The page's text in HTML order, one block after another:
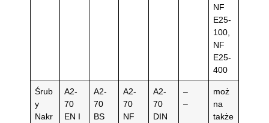
NF
E25-
100,
NF
E25-
400
Śrub
y
Nakr
A2-
70
EN I
A2-
70
BS
A2-
70
NF
A2-
70
DIN
–
–
moż
na
także